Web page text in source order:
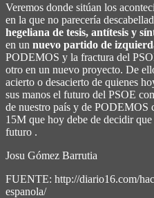
Veremos donde sitúan los
en la que no parecería
hegeliana de tesis, antítesis y
en un nuevo partido de
PODEMOS y la fractura del
otro en un nuevo proyecto. De
acierto o desacierto de quienes
sus manos el futuro del PSOE
de nuestro país y de PODEMOS
15M que hoy debe de decidir
futuro .
Josu Gómez Barrutia
FUENTE: http://diario16.com/
espanola/